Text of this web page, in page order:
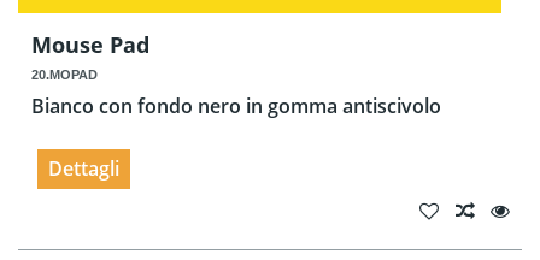
Mouse Pad
20.MOPAD
Bianco con fondo nero in gomma antiscivolo
Dettagli